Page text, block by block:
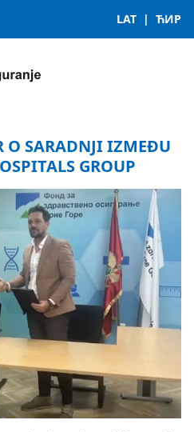
LAT | ЋИР
O SARADNJI IZMEĐU
GROUP